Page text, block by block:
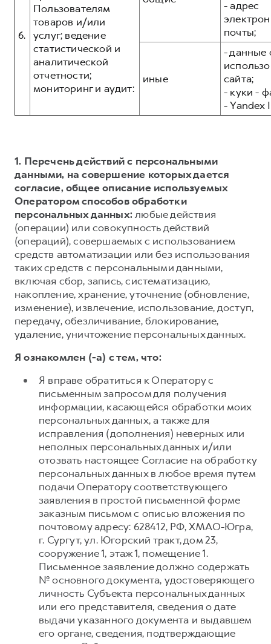
6.
Пользователям
товаров и/или
услуг; ведение
статистической и
аналитической
отчетности;
мониторинг и аудит:
- адрес
почты;
иные
- данные
сайта;
- куки -
- Yandex
1. Перечень действий с персональными
данными, на совершение которых дается
согласие, общее описание используемых
Оператором способов обработки
персональных данных:любые действия
(операции) или совокупность действий
(операций), совершаемых с использованием
средств автоматизации или без использования
таких средств с персональными данными,
включая сбор, запись, систематизацию,
накопление, хранение, уточнение (обновление,
изменение), извлечение, использование, доступ,
передачу, обезличивание, блокирование,
удаление, уничтожение персональных данных.
Я ознакомлен (-а) с тем, что:
Я вправе обратиться к Оператору с
письменным запросом для получения
информации, касающейся обработки моих
персональных данных, а также для
исправления (дополнения) неверных или
неполных персональных данных и/или
отозвать настоящее Согласие на обработку
персональных данных в любое время путем
подачи Оператору соответствующего
заявления в простой письменной форме
заказным письмом с описью вложения по
почтовому адресу: 628412, РФ, ХМАО-Югра,
г. Сургут, ул. Югорский тракт, дом 23,
сооружение 1, этаж 1, помещение 1.
Письменное заявление должно содержать
№ основного документа, удостоверяющего
личность Субъекта персональных данных
или его представителя, сведения о дате
выдачи указанного документа и выдавшем
его органе, сведения, подтверждающие